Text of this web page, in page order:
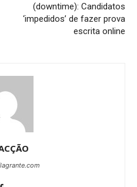
(downtime): Candidatos
‘impedidos’ de fazer prova
escrita online